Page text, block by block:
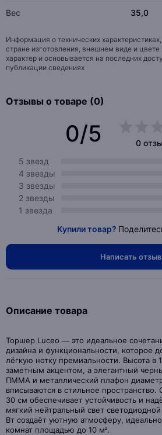
Вес 35,0
Информация о технических
стране изготовления, внешнем виде и
характер и основывается на последних
публикации сведениях
Отзывы о товаре (0)
0/5
0
5 звезд
4 звезды
3 звезды
2 звезды
1 звезда
Купили товар?
Написать отзыв
Описание товара
Торшер Luceo — это идеальное
дизайна и функциональности, которое
лёгкую нотку премиальности. Высота в
заметным акцентом, а элегантный
ПММА и металлический плафон
вписываются в стильное
30 см обеспечивает устойчивость и
мягкий нейтральный свет
Вт создаёт уютную атмосферу,
комнат площадью до 10 м².